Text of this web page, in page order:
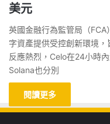
美元
英國金融行為監管局（
字資產提供受控創新環境
反應熱烈，Celo在24小時
Solana也分別
閱讀更多